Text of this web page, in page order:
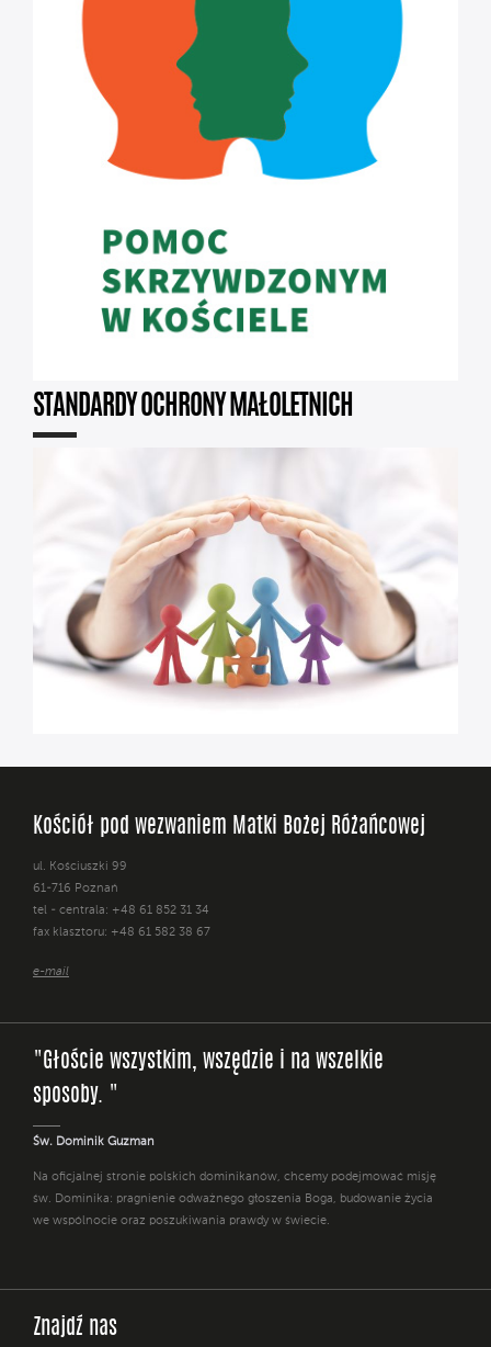
STANDARDY OCHRONY MAŁOLETNICH
Kościół pod wezwaniem Matki Bożej Różańcowej
ul. Kościuszki 99
61-716 Poznań
tel - centrala: +48 61 852 31 34
fax klasztoru: +48 61 582 38 67
e-mail
"Głoście wszystkim, wszędzie i na wszelkie
sposoby. "
Św. Dominik Guzman
Na oficjalnej stronie polskich dominikanów, chcemy podejmować misję
św. Dominika: pragnienie odważnego głoszenia Boga, budowanie życia
we wspólnocie oraz poszukiwania prawdy w świecie.
Znajdź nas